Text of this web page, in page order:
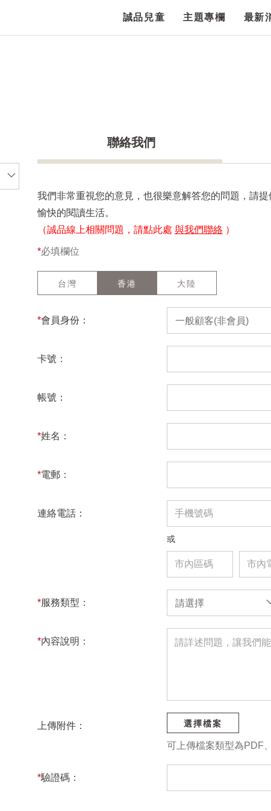
誠品兒童 主題專欄 最新
聯絡我們
我們非常重視您的意見，也很樂意解答您的問題，請
愉快的閱讀生活。
（誠品線上相關問題，請點此處 與我們聯絡 ）
*必填欄位
台灣 香港 大陸
*會員身份： 一般顧客(非會員)
卡號：
帳號：
*姓名：
*電郵：
連絡電話：
或
*服務類型： 請選擇
*內容說明：
上傳附件： 選擇檔案
可上傳檔案類型為PDF
*驗證碼：